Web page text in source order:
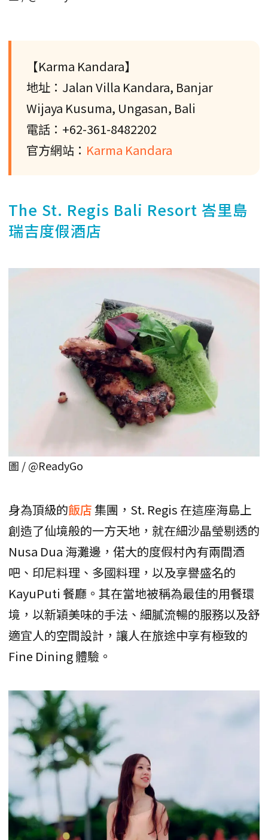
【Karma Kandara】
地址：Jalan Villa Kandara, Banjar
Wijaya Kusuma, Ungasan, Bali
電話：+62-361-8482202
官方網站： Karma Kandara
The St. Regis Bali Resort 峇里島
瑞吉度假酒店
圖 / @ReadyGo
身為頂級的飯店集團，St. Regis 在這座海島上
創造了仙境般的一方天地，就在細沙晶瑩剔透的
Nusa Dua 海灘邊，偌大的度假村內有兩間酒
吧、印尼料理、多國料理，以及享譽盛名的
KayuPuti 餐廳。其在當地被稱為最佳的用餐環
境，以新穎美味的手法、細膩流暢的服務以及舒
適宜人的空間設計，讓人在旅途中享有極致的
Fine Dining 體驗。